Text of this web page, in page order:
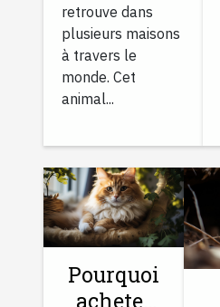
retrouve dans
plusieurs maisons
à travers le
monde. Cet
animal...
Pourquoi
acheter